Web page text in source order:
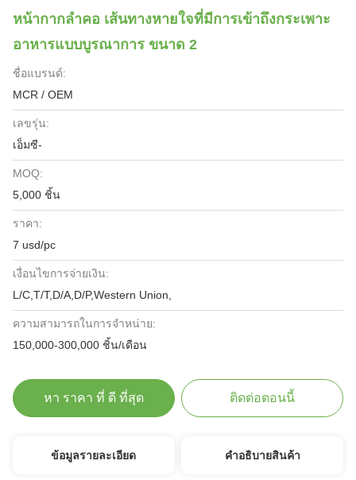
หน้ากากลําคอ เส้นทางหายใจที่มีการเข้าถึงกระเพาะ
อาหารแบบบูรณาการ ขนาด 2
ชื่อแบรนด์:
MCR / OEM
เลขรุ่น:
เอ็มซี-
MOQ:
5,000 ชิ้น
ราคา:
7 usd/pc
เงื่อนไขการจ่ายเงิน:
L/C,T/T,D/A,D/P,Western Union,
ความสามารถในการจําหน่าย:
150,000-300,000 ชิ้น/เดือน
หา ราคา ที่ ดี ที่สุด ติดต่อตอนนี้
ข้อมูลรายละเอียด คําอธิบายสินค้า